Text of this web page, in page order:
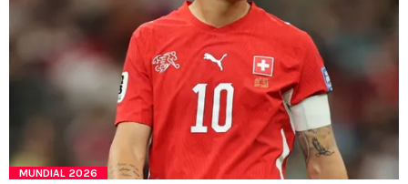
MUNDIAL 2026